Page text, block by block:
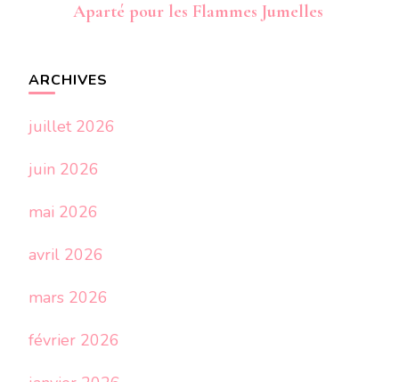
Aparté pour les Flammes Jumelles
ARCHIVES
juillet 2026
juin 2026
mai 2026
avril 2026
mars 2026
février 2026